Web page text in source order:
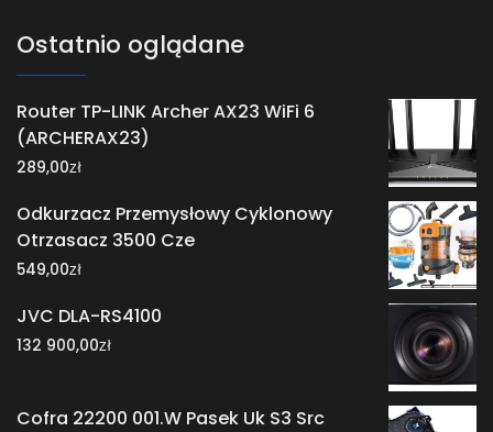
Ostatnio oglądane
Router TP-LINK Archer AX23 WiFi 6
(ARCHERAX23)
289,00zł
Odkurzacz Przemysłowy Cyklonowy
Otrzasacz 3500 Cze
549,00zł
JVC DLA-RS4100
132 900,00zł
Cofra 22200 001.W Pasek Uk S3 Src